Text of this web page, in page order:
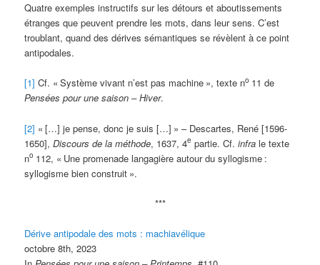
Quatre exemples instructifs sur les détours et aboutissements
étranges que peuvent prendre les mots, dans leur sens. C’est
troublant, quand des dérives sémantiques se révèlent à ce point
antipodales.
[1] Cf. « Système vivant n’est pas machine », texte no 11 de
Pensées pour une saison – Hiver.
[2] « […] je pense, donc je suis […] » – Descartes, René [1596-
1650],Discours de la méthode, 1637, 4e partie. Cf.infra le texte
no 112, « Une promenade langagière autour du syllogisme :
syllogisme bien construit ».
***
Dérive antipodale des mots : machiavélique
octobre 8th, 2023